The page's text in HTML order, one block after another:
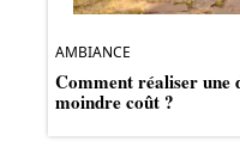
AMBIANCE
Comment réaliser une
moindre coût ?